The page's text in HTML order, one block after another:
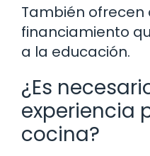
También ofrecen
financiamiento
a la educación.
¿Es
experiencia
cocina?